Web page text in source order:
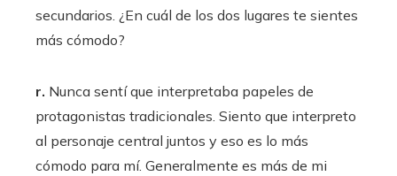
secundarios. ¿En cuál de los dos lugares te sientes
más cómodo?
r. Nunca sentí que interpretaba papeles de
protagonistas tradicionales. Siento que interpreto
al personaje central juntos y eso es lo más
cómodo para mí. Generalmente es más de mi